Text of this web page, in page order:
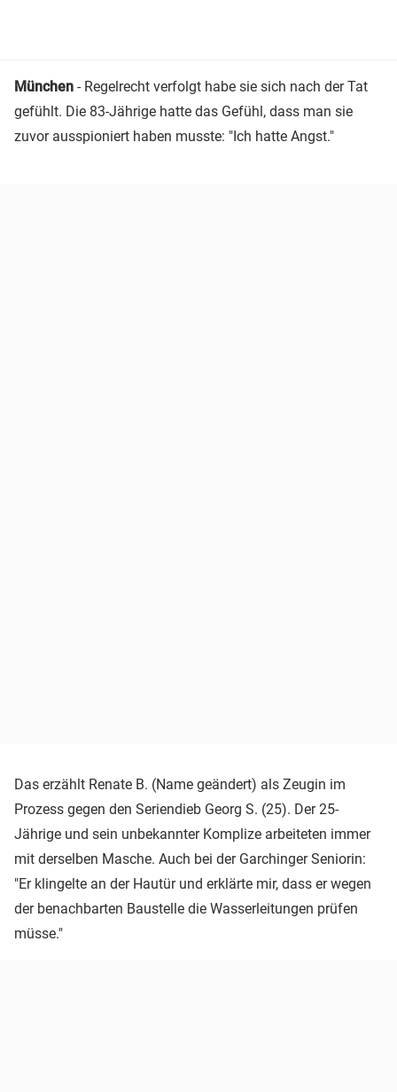
München - Regelrecht verfolgt habe sie sich nach der Tat
gefühlt. Die 83-Jährige hatte das Gefühl, dass man sie
zuvor ausspioniert haben musste: "Ich hatte Angst."
Das erzählt Renate B. (Name geändert) als Zeugin im
Prozess gegen den Seriendieb Georg S. (25). Der 25-
Jährige und sein unbekannter Komplize arbeiteten immer
mit derselben Masche. Auch bei der Garchinger Seniorin:
"Er klingelte an der Hautür und erklärte mir, dass er wegen
der benachbarten Baustelle die Wasserleitungen prüfen
müsse."